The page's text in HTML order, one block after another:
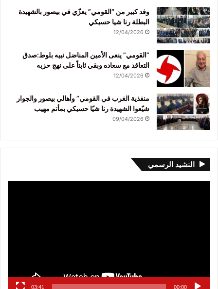
وفد كبير من “القومي” يعزّي في بيصور بالشهيدة
البطلة رنا شيا حسيكي
12/04/2026
“القومي” ينعى الأمين المناضل نبيه بلوط:صدق
التعاقد مع سعاده وبقي ثابتاً على نهج حزبه
12/04/2026
منفذية الغرب في القومي” وأهالي بيصور والجوار
شيّعوا الشهيدة رنا شيّا حسيكي بمأتم مهيب
09/04/2026
النشيد الرسمي
00:00
03:41